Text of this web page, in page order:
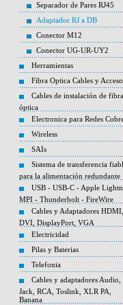
Separador de Pares RJ45
Adaptador RJ a DB
Conector M12
Conector UG-UR-UY2
Herramientas
Fibra Optica Cables y
Cables de instalación de fibra
óptica
Electronica para Redes
Wireless
SAIs
Sistema de transferencia
para la alimentación redundante
USB - USB-C - Apple
MPI - Thunderbolt - FireWire
Cables y Adaptadores HDMI,
DVI, DisplayPort, VGA
Electricidad
Pilas y Baterias
Telefonia
Cables y adaptadores Audio,
Jack, RCA, Toslink, XLR PA,
Banana